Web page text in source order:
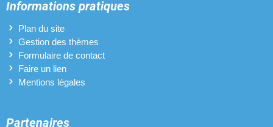
Informations pratiques
Plan du site
Gestion des thèmes
Formulaire de contact
Faire un lien
Mentions légales
Partenaires